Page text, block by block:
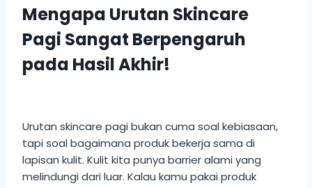
Mengapa Urutan Skincare
Pagi Sangat Berpengaruh
pada Hasil Akhir!
Urutan skincare pagi bukan cuma soal kebiasaan,
tapi soal bagaimana produk bekerja sama di
lapisan kulit. Kulit kita punya barrier alami yang
melindungi dari luar. Kalau kamu pakai produk